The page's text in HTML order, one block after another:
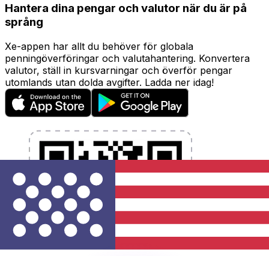
Hantera dina pengar och valutor när du är på
språng
Xe-appen har allt du behöver för globala
penningöverföringar och valutahantering. Konvertera
valutor, ställ in kursvarningar och överför pengar
utomlands utan dolda avgifter. Ladda ner idag!